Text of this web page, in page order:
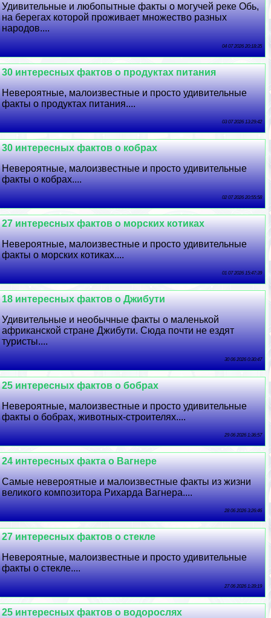
Удивительные и любопытные факты о могучей реке Обь,
на берегах которой проживает множество разных
народов....
04 07 2026 20:18:35
30 интересных фактов о продуктах питания
Невероятные, малоизвестные и просто удивительные
факты о продуктах питания....
03 07 2026 13:29:42
30 интересных фактов о кобрах
Невероятные, малоизвестные и просто удивительные
факты о кобрах....
02 07 2026 20:55:58
27 интересных фактов о морских котиках
Невероятные, малоизвестные и просто удивительные
факты о морских котиках....
01 07 2026 15:47:39
18 интересных фактов о Джибути
Удивительные и необычные факты о маленькой
африканской стране Джибути. Сюда почти не ездят
туристы....
30 06 2026 0:30:47
25 интересных фактов о бобрах
Невероятные, малоизвестные и просто удивительные
факты о бобрах, животных-строителях....
29 06 2026 1:36:57
24 интересных факта о Вагнере
Самые невероятные и малоизвестные факты из жизни
великого композитора Рихарда Вагнера....
28 06 2026 3:26:46
27 интересных фактов о стекле
Невероятные, малоизвестные и просто удивительные
факты о стекле....
27 06 2026 1:39:19
25 интересных фактов о водорослях